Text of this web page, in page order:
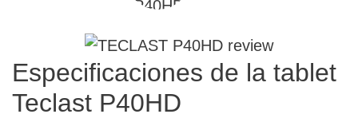
Especificaciones de la tablet
Teclast P40HD